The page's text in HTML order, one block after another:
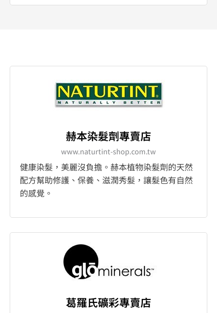
赫本染髮劑專賣店
www.naturtint-shop.com.tw
健康染髮，美麗沒負擔。赫本植物染髮劑的天然
配方幫助修護、保養、滋潤秀髮，讓髮色有自然
的感覺。
葛羅氏礦彩專賣店